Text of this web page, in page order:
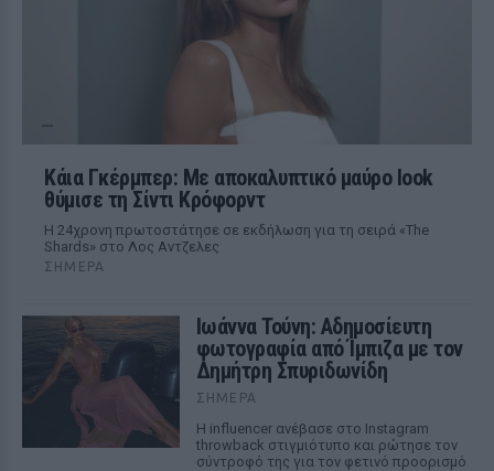
Κάια Γκέρμπερ: Με αποκαλυπτικό μαύρο look
θύμισε τη Σίντι Κρόφορντ
Η 24χρονη πρωτοστάτησε σε εκδήλωση για τη σειρά «The
Shards» στο Λος Αντζελες
ΣΉΜΕΡΑ
Ιωάννα Τούνη: Αδημοσίευτη
φωτογραφία από Ίμπιζα με τον
Δημήτρη Σπυριδωνίδη
ΣΉΜΕΡΑ
Η influencer ανέβασε στο Instagram
throwback στιγμιότυπο και ρώτησε τον
σύντροφό της για τον φετινό προορισμό